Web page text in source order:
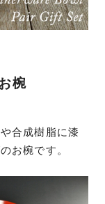
椀
合成樹脂に漆
お椀です。